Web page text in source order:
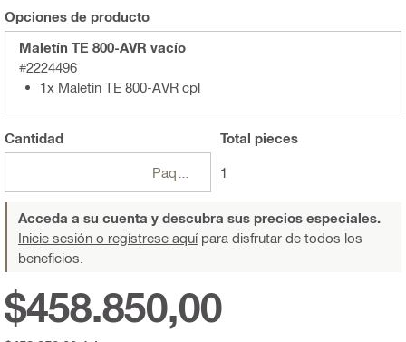
Opciones de producto
Maletín TE 800-AVR vacío
#2224496
1x Maletín TE 800-AVR cpl
Cantidad Total pieces
1
Acceda a su cuenta y descubra sus precios especiales.
Inicie sesión o regístrese aquípara disfrutar de todos los
beneficios.
$458.850,00